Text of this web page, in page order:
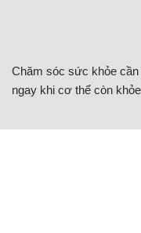
Chăm sóc sức khỏe
ngay khi cơ thể còn khỏe